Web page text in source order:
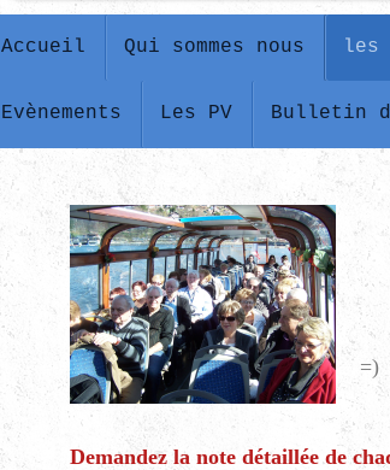
Accueil Qui sommes nous les
Evènements Les PV Bulletin
=)
Demandez la note détaillée de